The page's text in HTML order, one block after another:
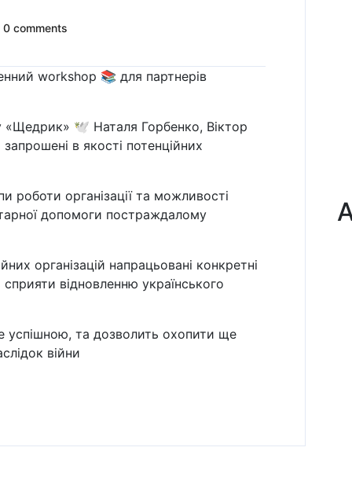
0 comments
workshop 📚 для партнерів
«Щедрик» 🕊️ Наталя Горбенко, Віктор
в якості потенційних
роботи організації та можливості
допомоги постраждалому
організацій напрацьовані конкретні
відновленню українського
успішною, та дозволить охопити ще
війни